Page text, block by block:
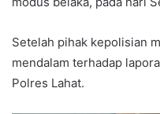
Setelah pihak kepolisian
mendalam terhadap
Polres Lahat.